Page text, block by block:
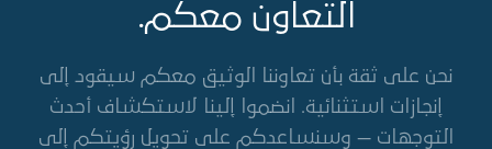
التعاون معكم.
نحن على ثقة بأن تعاوننا الوثيق معكم سيقود إلى
إنجازات استثنائية. انضموا إلينا لاستكشاف أحدث
التوجهات — وسنساعدكم على تحويل رؤيتكم إلى